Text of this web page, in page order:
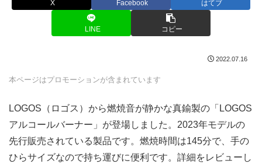
X Facebook はてブ
LINE コピー
2022.07.16
本ページはプロモーションが含まれています
LOGOS（ロゴス）から燃焼音が静かな真鍮製の「LOGOS
アルコールバーナー」が登場しました。2023年モデルの
先行販売されている製品です。燃焼時間は145分で、手の
ひらサイズなので持ち運びに便利です。詳細をレビューし